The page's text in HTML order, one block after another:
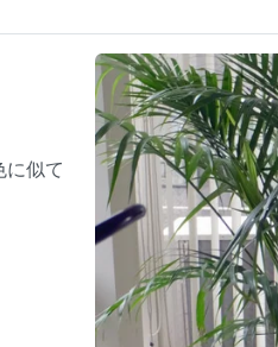
似て